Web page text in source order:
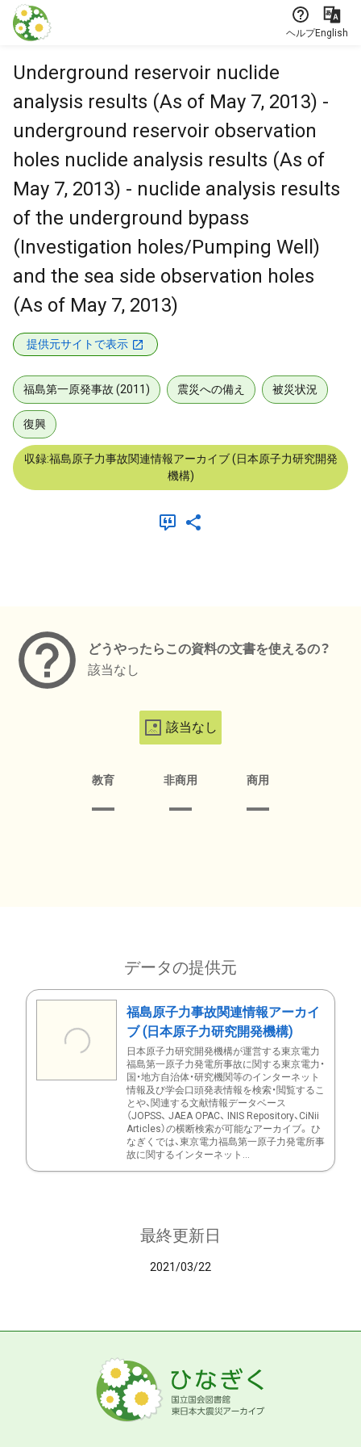
本文に飛ぶ
ヘルプEnglish
Underground reservoir nuclide
analysis results (As of May 7, 2013) -
underground reservoir observation
holes nuclide analysis results (As of
May 7, 2013) - nuclide analysis results
of the underground bypass
(Investigation holes/Pumping Well)
and the sea side observation holes
(As of May 7, 2013)
提供元サイトで表示
福島第一原発事故 (2011) 震災への備え 被災状況
復興
収録:福島原子力事故関連情報アーカイブ (日本原子力研究開発
機構)
どうやったらこの資料の文書を使えるの？
該当なし
該当なし
教育 非商用 商用
データの提供元
福島原子力事故関連情報アーカイ
ブ (日本原子力研究開発機構)
日本原子力研究開発機構が運営する東京電力
福島第一原子力発電所事故に関する東京電力・
国・地方自治体・研究機関等のインターネット
情報及び学会口頭発表情報を検索・閲覧するこ
とや、関連する文献情報データベース
（JOPSS、 JAEA OPAC、 INIS Repository、CiNii
Articles）の横断検索が可能なアーカイブ。 ひ
なぎくでは、東京電力福島第一原子力発電所事
故に関するインターネット...
最終更新日
2021/03/22